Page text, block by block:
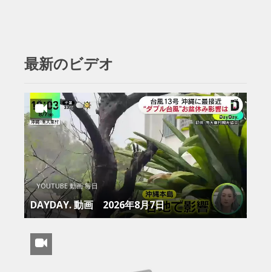
最新のビデオ
YOUTUBE 動画 毎日
DAYDAY. 動画 2026年8月7日